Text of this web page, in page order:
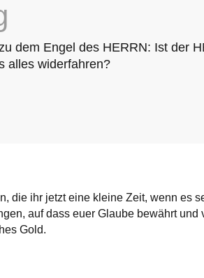
dem Engel des HERRN: Ist der
alles widerfahren?
die ihr jetzt eine kleine Zeit, wenn es
auf dass euer Glaube bewährt und
Gold.